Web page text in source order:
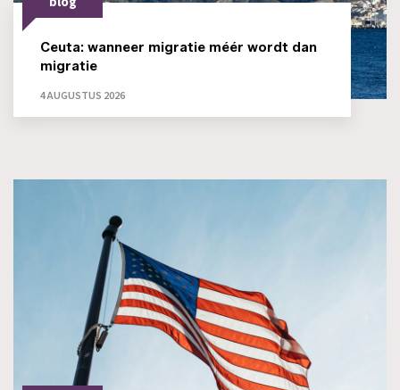
Ceuta: wanneer migratie méér wordt dan
migratie
4 AUGUSTUS 2026